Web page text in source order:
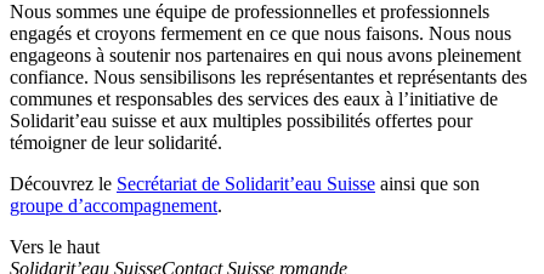
Nous sommes une équipe de professionnelles et professionnels
engagés et croyons fermement en ce que nous faisons. Nous nous
engageons à soutenir nos partenaires en qui nous avons pleinement
confiance. Nous sensibilisons les représentantes et représentants des
communes et responsables des services des eaux à l’initiative de
Solidarit’eau suisse et aux multiples possibilités offertes pour
témoigner de leur solidarité.
Découvrez le Secrétariat de Solidarit’eau Suisse ainsi que son
groupe d’accompagnement.
Vers le haut
Solidarit’eau SuisseContact Suisse romande